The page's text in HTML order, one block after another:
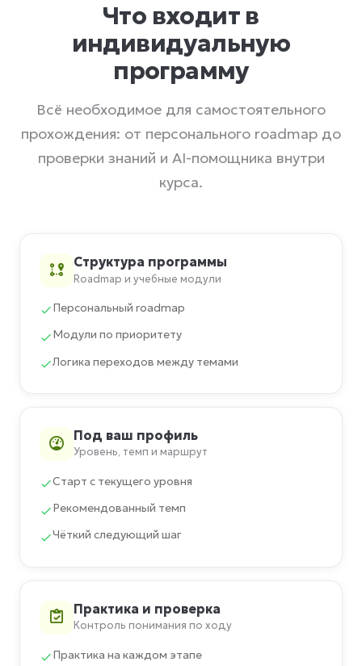
Что входит в
индивидуальную
программу
Всё необходимое для самостоятельного
прохождения: от персонального roadmap до
проверки знаний и AI-помощника внутри
курса.
Структура программы
Roadmap и учебные модули
Персональный roadmap
Модули по приоритету
Логика переходов между темами
Под ваш профиль
Уровень, темп и маршрут
Старт с текущего уровня
Рекомендованный темп
Чёткий следующий шаг
Практика и проверка
Контроль понимания по ходу
Практика на каждом этапе